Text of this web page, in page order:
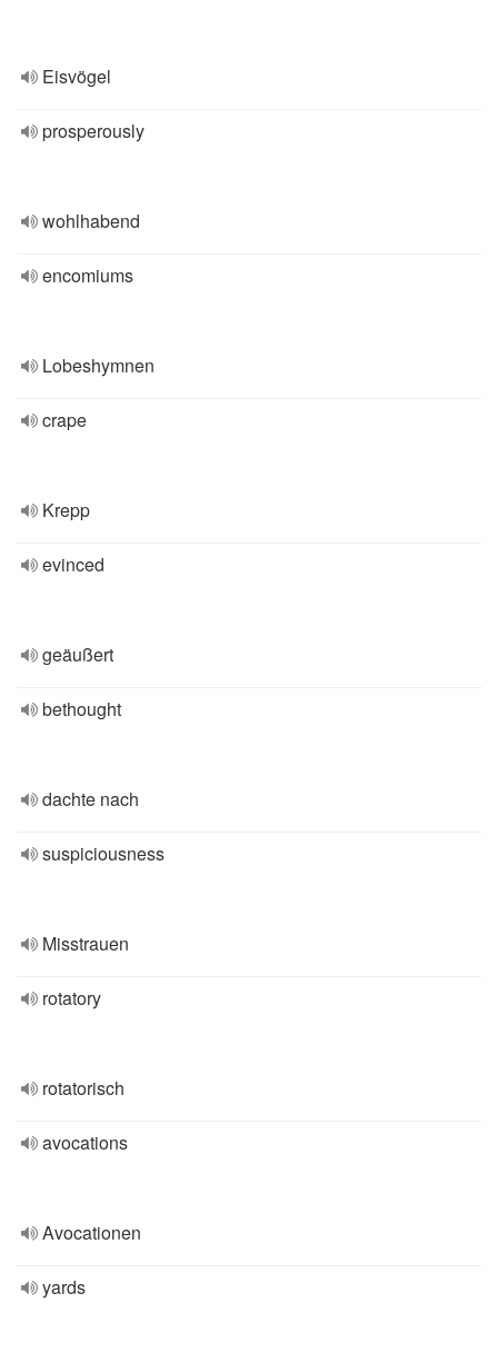
Eisvögel
prosperously
wohlhabend
encomiums
Lobeshymnen
crape
Krepp
evinced
geäußert
bethought
dachte nach
suspiciousness
Misstrauen
rotatory
rotatorisch
avocations
Avocationen
yards